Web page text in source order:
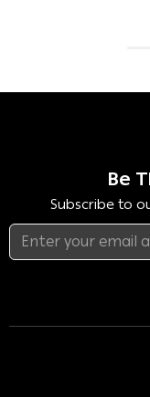
Be
Subscribe to